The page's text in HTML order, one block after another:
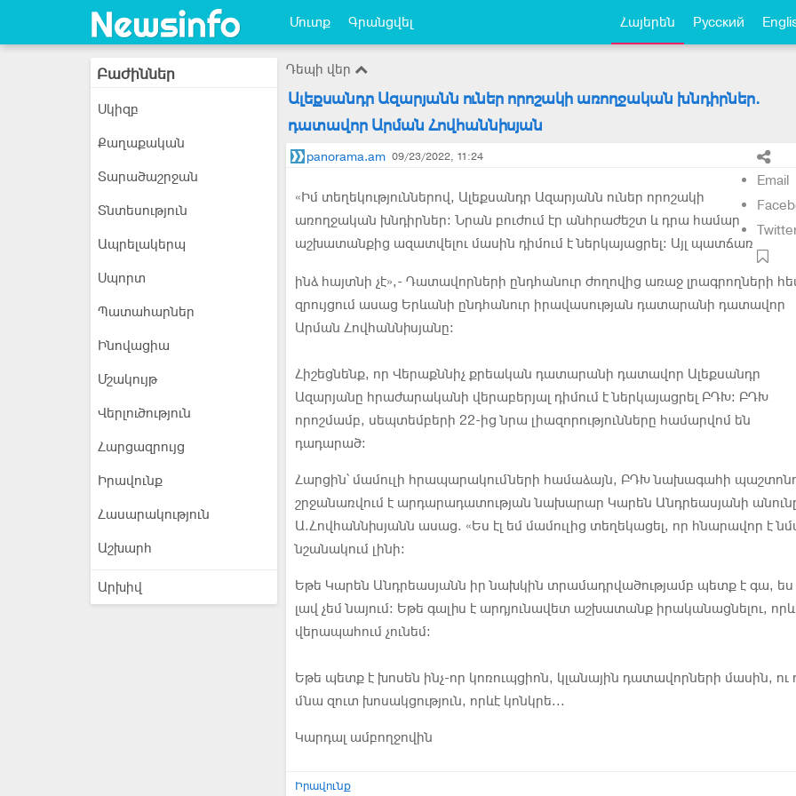
Մուտք Գրանցվել Հայերեն Русский
Բաժիններ
Սկիզբ
Քաղաքական
Տարածաշրջան
Տնտեսություն
Ապրելակերպ
Սպորտ
Պատահարներ
Ինովացիա
Մշակույթ
Վերլուծություն
Հարցազրույց
Իրավունք
Հասարակություն
Աշխարհ
Արխիվ
Դեպի վեր
Ալեքսանդր Ազարյանն ուներ որոշակի առողջական խնդիրներ.
դատավոր Արման Հովհաննիսյան
panorama.am 09/23/2022, 11:24
Email
«Իմ տեղեկություններով, Ալեքսանդր Ազարյանն ուներ որոշակի
առողջական խնդիրներ։ Նրան բուժում էր անհրաժեշտ և դրա համար
աշխատանքից ազատվելու մասին դիմում է ներկայացրել։ Այլ պատճառ
ինձ հայտնի չէ»,- Դատավորների ընդհանուր ժողովից առաջ լրագրողների
զրույցում ասաց Երևանի ընդհանուր իրավասության դատարանի դատավոր
Արման Հովհաննիսյանը։
Հիշեցնենք, որ Վերաքննիչ քրեական դատարանի դատավոր Ալեքսանդր
Ազարյանը հրաժարականի վերաբերյալ դիմում է ներկայացրել ԲԴԽ։ ԲԴԽ
որոշմամբ, սեպտեմբերի 22-ից նրա լիազորությունները համարվոմ են
դադարած։
Հարցին՝ մամուլի հրապարակումների համաձայն, ԲԴԽ նախագահի
շրջանառվում է արդարադատության նախարար Կարեն Անդրեասյանի
Ա.Հովհաննիսյանն ասաց. «Ես էլ եմ մամուլից տեղեկացել, որ հնարավոր է
նշանակում լինի։
Եթե Կարեն Անդրեասյանն իր նախկին տրամադրվածությամբ պետք է գա, ես
լավ չեմ նայում։ Եթե գալիս է արդյունավետ աշխատանք իրականացնելու,
վերապահում չունեմ։
Եթե պետք է խոսեն ինչ-որ կոռուպցիոն, կլանային դատավորների մասին, ու
մնա զուտ խոսակցություն, որևէ կոնկրե...
Կարդալ ամբողջովին
Իրավունք